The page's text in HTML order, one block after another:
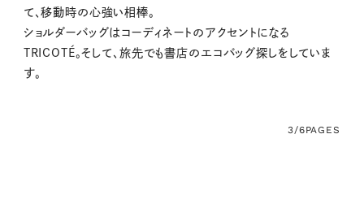
て、移動時の心強い相棒。
ショルダーバッグはコーディネートのアクセントになる
TRICOTÉ。そして、旅先でも書店のエコバッグ探しをしていま
す。
3/6PAGES